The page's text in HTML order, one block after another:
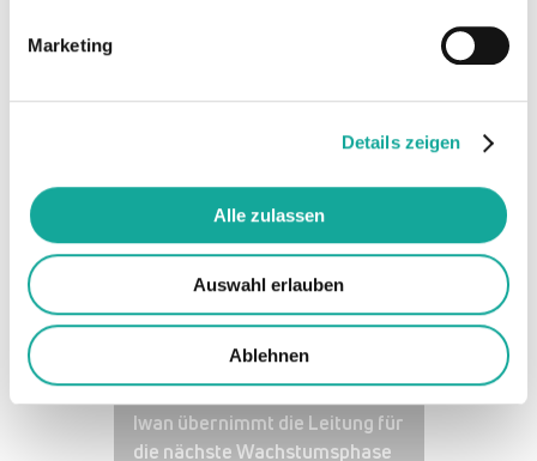
Marketing
Details zeigen
Alle zulassen
Auswahl erlauben
Ablehnen
überzeugt, dass neoom mit seinen
Potenzial hat, eine führende Rolle bei
der Transformation des Energiesystems
zu übernehmen und freuen uns, das
Team mit unserer unternehmerischen
Expertise bei den nächsten
Wachstumsschritten begleiten zu
Relevante Artikel
Neuer CEO bei neoom: Nikolas
Iwan übernimmt die Leitung für
die nächste Wachstumsphase